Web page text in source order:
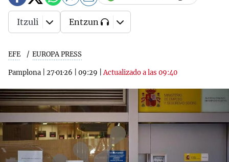
EFE EUROPA PRESS
Pamplona 27·01·26 09:29 |Actualizado a las 09:40
Itzuli Entzun